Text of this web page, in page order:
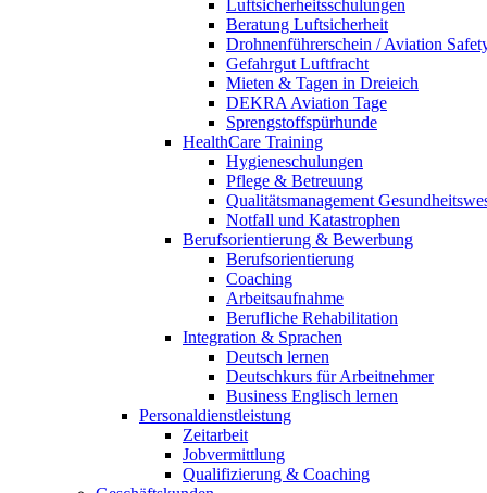
Luftsicherheitsschulungen
Beratung Luftsicherheit
Drohnenführerschein / Aviation
Gefahrgut Luftfracht
Mieten & Tagen in Dreieich
DEKRA Aviation Tage
Sprengstoffspürhunde
HealthCare Training
Hygieneschulungen
Pflege & Betreuung
Qualitätsmanagement
Notfall und Katastrophen
Berufsorientierung & Bewerbung
Berufsorientierung
Coaching
Arbeitsaufnahme
Berufliche Rehabilitation
Integration & Sprachen
Deutsch lernen
Deutschkurs für Arbeitnehmer
Business Englisch lernen
Personaldienstleistung
Zeitarbeit
Jobvermittlung
Qualifizierung & Coaching